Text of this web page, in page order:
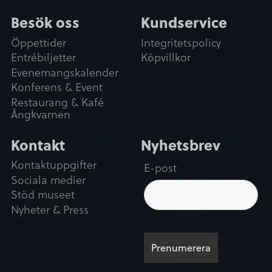
Besök oss
Öppettider
Entrébiljetter
Evenemangskalender
Konferens & Event
Restaurang & Kafé
Ångkvarnen
Kundservice
Integritetspolicy
Köpvillkor
Kontakt
Kontaktuppgifter
Sociala medier
Stöd museet
Nyheter & Press
Nyhetsbrev
E-post